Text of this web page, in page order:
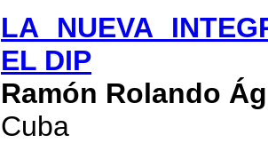
LA NUEVA
EL DIP
Ramón Rolando
Cuba